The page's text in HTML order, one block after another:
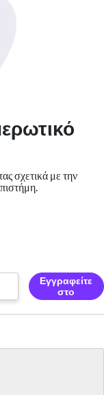
σχετικά με την
Εγγραφείτε
στο